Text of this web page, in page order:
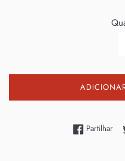
Partilhar